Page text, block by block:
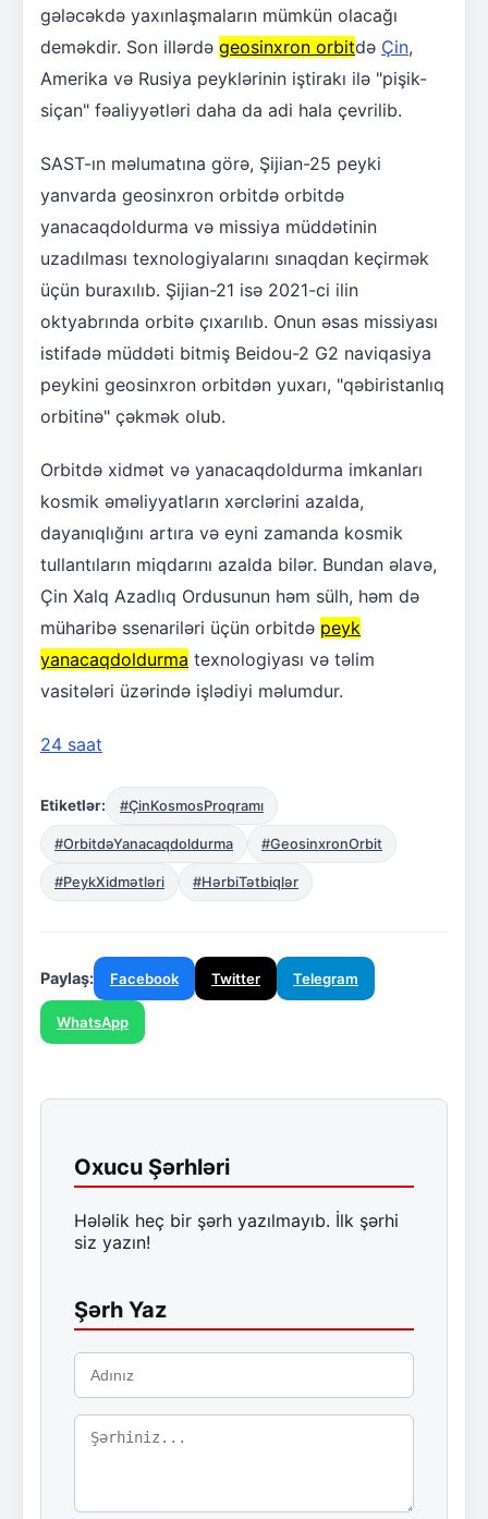
gələcəkdə yaxınlaşmaların mümkün olacağı
deməkdir. Son illərdə geosinxron orbitdə Çin,
Amerika və Rusiya peyklərinin iştirakı ilə "pişik-
siçan" fəaliyyətləri daha da adi hala çevrilib.
SAST-ın məlumatına görə, Şijian-25 peyki
yanvarda geosinxron orbitdə orbitdə
yanacaqdoldurma və missiya müddətinin
uzadılması texnologiyalarını sınaqdan keçirmək
üçün buraxılıb. Şijian-21 isə 2021-ci ilin
oktyabrında orbitə çıxarılıb. Onun əsas missiyası
istifadə müddəti bitmiş Beidou-2 G2 naviqasiya
peykini geosinxron orbitdən yuxarı, "qəbiristanlıq
orbitinə" çəkmək olub.
Orbitdə xidmət və yanacaqdoldurma imkanları
kosmik əməliyyatların xərclərini azalda,
dayanıqlığını artıra və eyni zamanda kosmik
tullantıların miqdarını azalda bilər. Bundan əlavə,
Çin Xalq Azadlıq Ordusunun həm sülh, həm də
müharibə ssenariləri üçün orbitdə peyk
yanacaqdoldurma texnologiyası və təlim
vasitələri üzərində işlədiyi məlumdur.
24 saat
Etiketlər: #ÇinKosmosProqramı
#OrbitdəYanacaqdoldurma #GeosinxronOrbit
#PeykXidmətləri #HərbiTətbiqlər
Paylaş: Facebook Twitter Telegram
WhatsApp
Oxucu Şərhləri
Hələlik heç bir şərh yazılmayıb. İlk şərhi
siz yazın!
Şərh Yaz